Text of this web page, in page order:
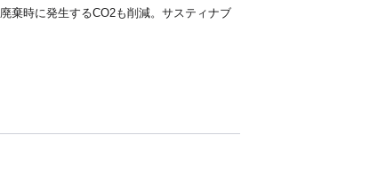
棄時に発生するCO2も削減。サスティナブ